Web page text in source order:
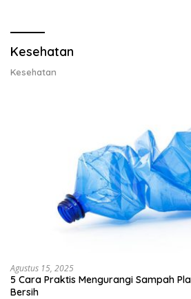
Kesehatan
Kesehatan
Agustus 15, 2025
5 Cara Praktis Mengurangi Sampah
Bersih